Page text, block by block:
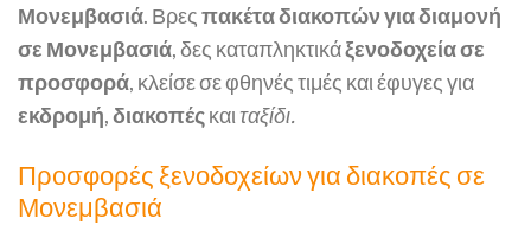
Μονεμβασιά. Βρεςπακέτα διακοπών για διαμονή
σε Μονεμβασιά, δες καταπληκτικάξενοδοχεία σε
προσφορά, κλείσε σε φθηνές τιμές και έφυγες για
εκδρομή,διακοπέςκαι ταξίδι.
Προσφορές ξενοδοχείων για διακοπές σε
Μονεμβασιά